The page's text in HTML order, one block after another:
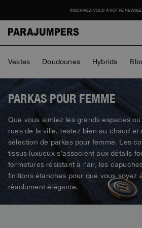
Homme
Voir tout
Vestes
Doudounes
Hybrids
Blousons
Voir tout
Sacs & sacs à dos
Casquette
Masterpiece
Icons
Invisible Cities
Femme
Voir tout
Vestes
Doudounes
Hybrids
Voir tout
Sacs & sacs à dos
Masterpiece
Promotions
Voir tout
Journal
INSCRIVEZ-VOUS À NOTRE
Homme Femme
Vestes Doudounes Hybrids
PARKAS POUR FEMME
Que vous aimiez les grands espaces
rues de la ville, restez bien au chaud
sélection de parkas pour femme. Les
tissus luxueux s’associent aux détails
fermetures résistant à l'air, les
finitions étanches pour que vous soyez
résolument élégante.